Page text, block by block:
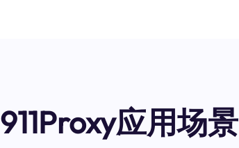
911Proxy应用场景